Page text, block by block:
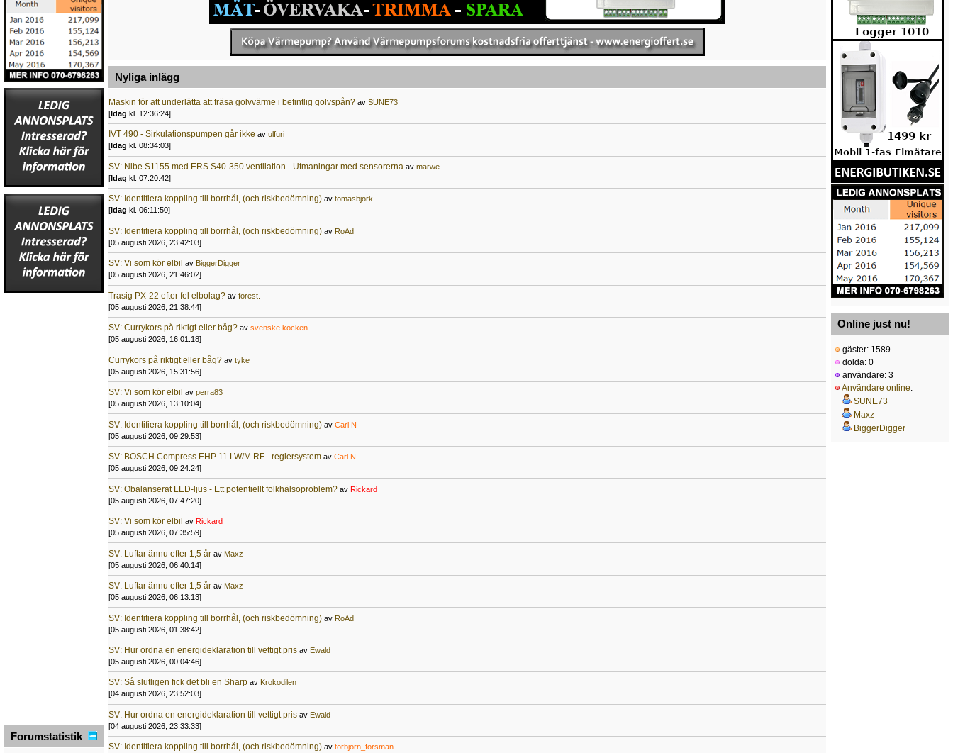
Forumstatistik
Nyliga inlägg
Maskin för att underlätta att fräsa golvvärme i befintlig golvspån? av SUNE73
[Idag kl. 12:36:24]
IVT 490 - Sirkulationspumpen går ikke av ulfuri
[ Idag kl. 08:34:03]
SV: Nibe S1155 med ERS S40-350 ventilation - Utmaningar med sensorerna av marwe
[Idag kl. 07:20:42]
SV: Identifiera koppling till borrhål, (och riskbedömning) av tomasbjork
[ Idag kl. 06:11:50]
SV: Identifiera koppling till borrhål, (och riskbedömning) av RoAd
[05 augusti 2026, 23:42:03]
SV: Vi som kör elbil av BiggerDigger
[05 augusti 2026, 21:46:02]
Trasig PX-22 efter fel elbolag? av forest.
[05 augusti 2026, 21:38:44]
SV: Currykors på riktigt eller båg? av svenske kocken
[05 augusti 2026, 16:01:18]
Currykors på riktigt eller båg? av tyke
[05 augusti 2026, 15:31:56]
SV: Vi som kör elbil av perra83
[05 augusti 2026, 13:10:04]
SV: Identifiera koppling till borrhål, (och riskbedömning) av Carl N
[05 augusti 2026, 09:29:53]
SV: BOSCH Compress EHP 11 LW/M RF - reglersystem av Carl N
[05 augusti 2026, 09:24:24]
SV: Obalanserat LED-ljus - Ett potentiellt folkhälsoproblem? av Rickard
[05 augusti 2026, 07:47:20]
SV: Vi som kör elbil av Rickard
[05 augusti 2026, 07:35:59]
SV: Luftar ännu efter 1,5 år av Maxz
[05 augusti 2026, 06:40:14]
SV: Luftar ännu efter 1,5 år av Maxz
[05 augusti 2026, 06:13:13]
SV: Identifiera koppling till borrhål, (och riskbedömning) av RoAd
[05 augusti 2026, 01:38:42]
SV: Hur ordna en energideklaration till vettigt pris av Ewald
[05 augusti 2026, 00:04:46]
SV: Så slutligen fick det bli en Sharp av Krokodilen
[04 augusti 2026, 23:52:03]
SV: Hur ordna en energideklaration till vettigt pris av Ewald
[04 augusti 2026, 23:33:33]
SV: Identifiera koppling till borrhål, (och riskbedömning) av torbjorn_forsman
Online just nu!
gäster: 1589
dolda: 0
användare: 3
Användare online:
SUNE73
Maxz
BiggerDigger